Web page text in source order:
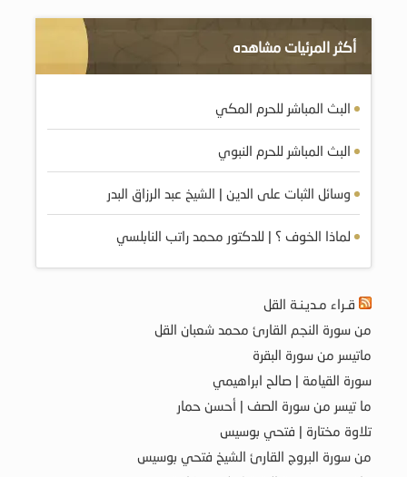
أكثر المرئيات مشاهده
البث المباشر للحرم المكي
البث المباشر للحرم النبوي
وسائل الثبات على الدين | الشيخ عبد الرزاق البدر
لماذا الخوف ؟ | للدكتور محمد راتب النابلسي
قـراء مـديـنـة القل
من سورة النجم القارئ محمد شعبان القل
ماتيسر من سورة البقرة
سورة القيامة | صالح ابراهيمي
ما تيسر من سورة الصف | أحسن حمار
تلاوة مختارة | فتحي بوسيس
من سورة البروج القارئ الشيخ فتحي بوسيس